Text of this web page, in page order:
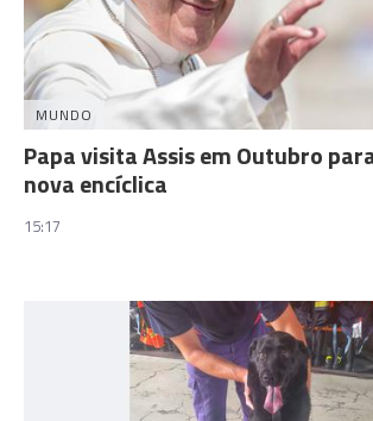
MUNDO
Papa visita Assis em Outubro
nova encíclica
15:17